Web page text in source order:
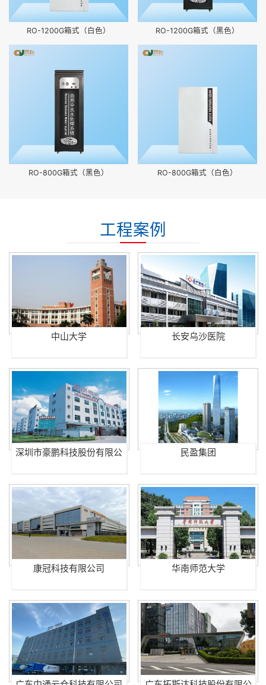
RO-1200G箱式（白色） RO-1200G箱式（黑色）
RO-800G箱式（黑色） RO-800G箱式（白色）
工程案例
中山大学 长安乌沙医院
深圳市豪鹏科技股份有限公
民盈集团
康冠科技有限公司 华南师范大学